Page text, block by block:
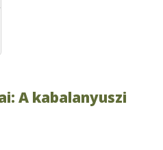
A kabalanyuszi